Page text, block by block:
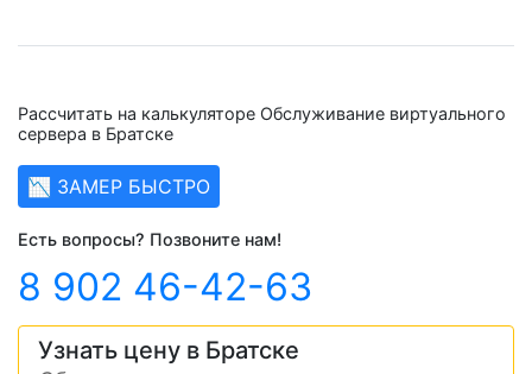
Рассчитать на калькуляторе Обслуживание виртуального
сервера в Братске
📉 ЗАМЕР БЫСТРО
Есть вопросы? Позвоните нам!
8 902 46-42-63
Узнать цену в Братске